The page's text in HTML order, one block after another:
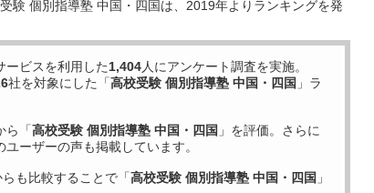
験 個別指導塾 中国・四国は、2019年よりランキングを発
ービスを利用した1,404人にアンケート調査を実施。
社を対象にした「高校受験 個別指導塾 中国・四国 」ラ
ら「高校受験 個別指導塾 中国・四国 」を評価。さらに
ーザーの声も掲載しています。
も比較することで「高校受験 個別指導塾 中国・四国 」